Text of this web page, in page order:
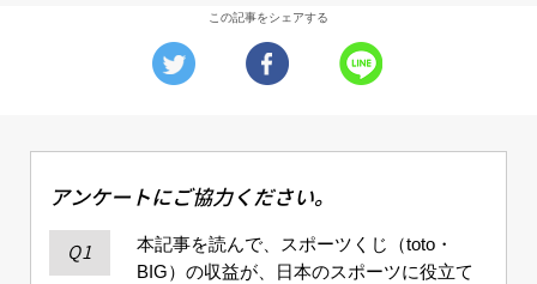
この記事をシェアする
アンケートにご協力ください。
Q1
本記事を読んで、スポーツくじ（toto・
BIG）の収益が、日本のスポーツに役立て